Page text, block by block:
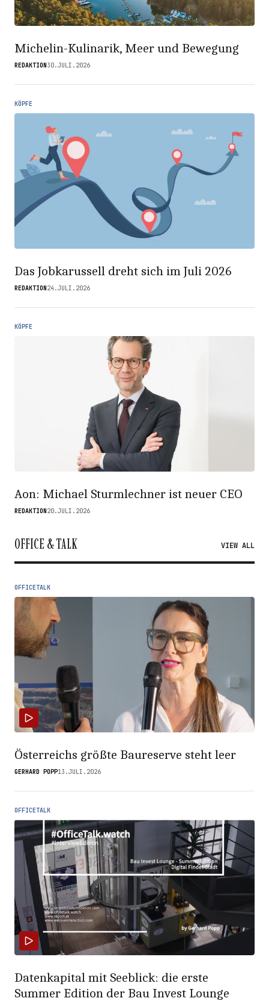
Michelin-Kulinarik, Meer und Bewegung
REDAKTION 30.JULI.2026
KÖPFE
Das Jobkarussell dreht sich im Juli 2026
REDAKTION 24.JULI.2026
KÖPFE
Aon: Michael Sturmlechner ist neuer CEO
REDAKTION 20.JULI.2026
OFFICE & TALK VIEW ALL
OFFICETALK
Österreichs größte Baureserve steht leer
GERHARD POPP13.JULI.2026
OFFICETALK
Datenkapital mit Seeblick: die erste
Summer Edition der Bau Invest Lounge